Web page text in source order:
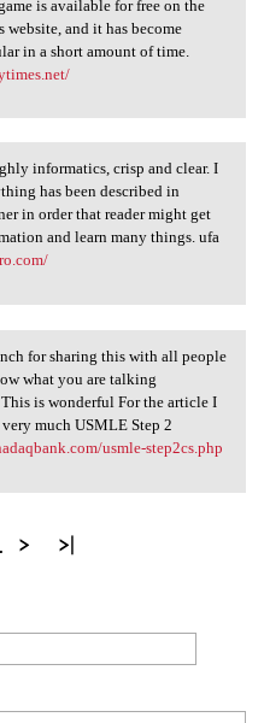
is available for free on the
website, and it has become
in a short amount of time.
informatics, crisp and clear. I
has been described in
in order that reader might get
and learn many things. ufa
for sharing
for sharing this with all people
what you are talking
is wonderful For the article I
much USMLE Step 2
usmle-step2cs.php